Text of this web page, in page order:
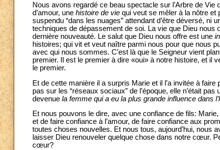
Nous avons regardé ce beau spectacle sur l’Arbre de
d’amour, une histoire de vie qui veut se mêler à la nôtre et
suspendu “dans les nuages” attendant d’être déversé, ni
techniques de dépassement de soi. La vie que Dieu nous
dernière nouveauté. Le salut que Dieu nous offre est une
histoires; qui vit et veut naître parmi nous pour que nous
avec qui nous sommes. C’est là que le Seigneur vient
premier. Il est le premier à dire «oui» à notre histoire, et il
le premier.
Et de cette manière il a surpris Marie et il l’a invitée à
pas sur les “réseaux sociaux” de l’époque, elle n’était pas
devenue la femme qui a eu la plus grande influence dans
Et nous pouvons le dire, avec une confiance de fils: Marie,
et de faire confiance à l’amour, de faire confiance aux
toutes choses nouvelles. Et nous tous, aujourd’hui, nous
laisser Dieu renouveler quelque chose dans notre cœur.
cœur?